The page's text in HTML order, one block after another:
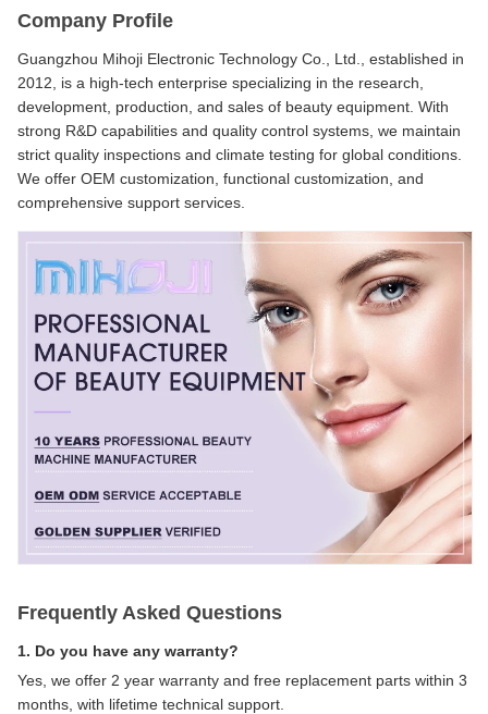
Company Profile
Guangzhou Mihoji Electronic Technology Co., Ltd., established in
2012, is a high-tech enterprise specializing in the research,
development, production, and sales of beauty equipment. With
strong R&D capabilities and quality control systems, we maintain
strict quality inspections and climate testing for global conditions.
We offer OEM customization, functional customization, and
comprehensive support services.
Frequently Asked Questions
1. Do you have any warranty?
Yes, we offer 2 year warranty and free replacement parts within 3
months, with lifetime technical support.